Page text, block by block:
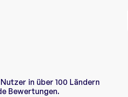
in über 100 Ländern
Bewertungen.